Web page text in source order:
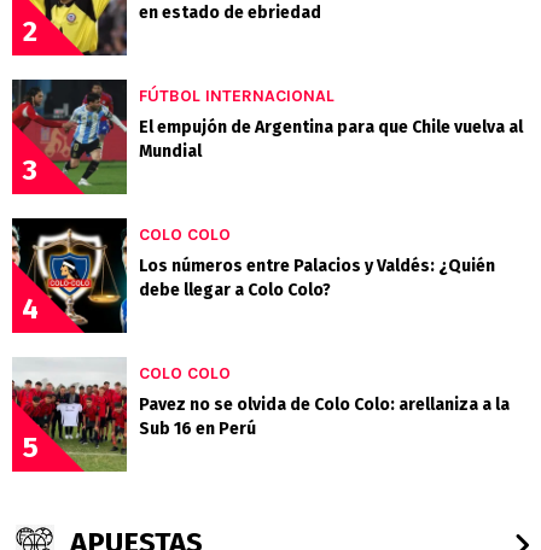
2
en estado de ebriedad
3
FÚTBOL INTERNACIONAL
El empujón de Argentina para que Chile vuelva al
Mundial
4
COLO COLO
Los números entre Palacios y Valdés: ¿Quién
debe llegar a Colo Colo?
5
COLO COLO
Pavez no se olvida de Colo Colo: arellaniza a la
Sub 16 en Perú
APUESTAS